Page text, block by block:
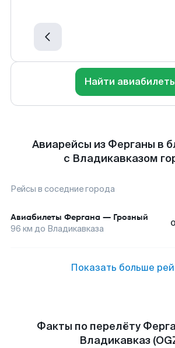
Найти
Авиарейсы из Ферганы в
с Владикавказом
Рейсы в соседние города
Авиабилеты Фергана — Грозный
96 км до Владикавказа
Показать больше
Факты по перелёту
Владикавказ